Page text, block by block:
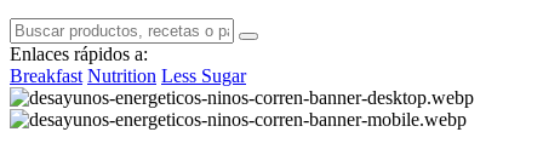
Enlaces rápidos a:
Breakfast Nutrition Less Sugar